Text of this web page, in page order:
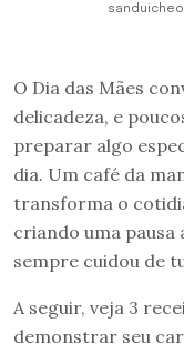
O Dia das Mães
delicadeza, e
preparar algo
dia. Um café da
transforma o
criando uma
sempre cuidou de
A seguir, veja 3
demonstrar seu